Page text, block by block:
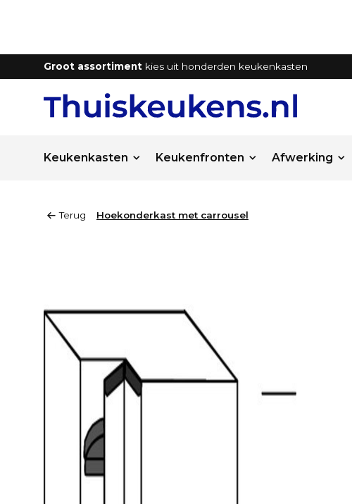
Groot assortiment kies uit honderden keukenkasten
Keukenkasten Keukenfronten Afwerking
Terug Hoekonderkast met carrousel